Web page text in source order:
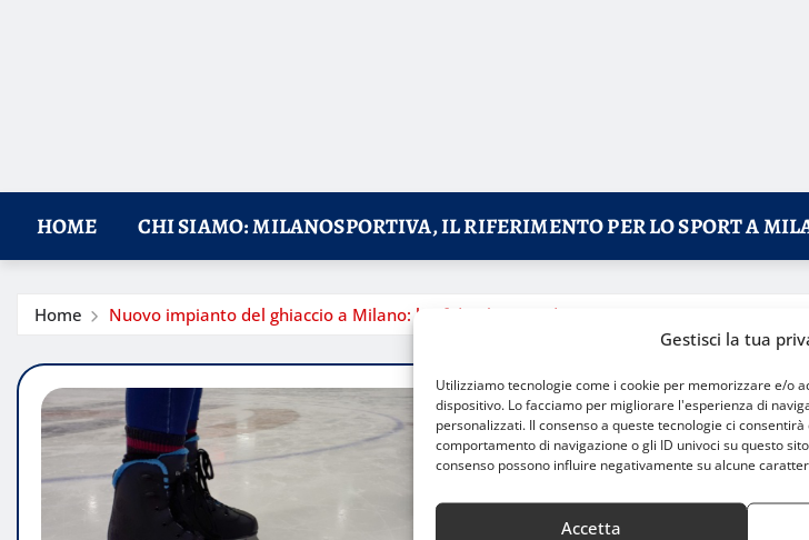
Gestisci la tua
Utilizziamo tecnologie come i cookie per memorizzare e/o
dispositivo. Lo facciamo per migliorare l'esperienza di
personalizzati. Il consenso a queste tecnologie ci
comportamento di navigazione o gli ID univoci su questo
consenso possono influire negativamente su alcune
Accetta
HOME CHI SIAMO: MILANOSPORTIVA, IL RIFERIMENTO PER LO SPORT A
Home Nuovo impianto del ghiaccio a Milano: la sfida olimpica diventa progetto permanente